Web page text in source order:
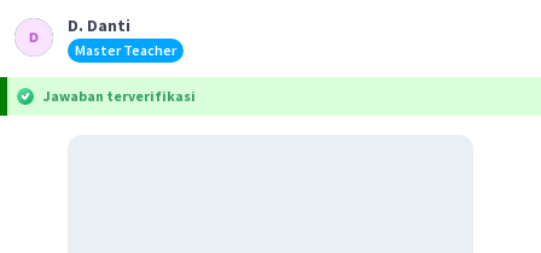
D. Danti
Master Teacher
Jawaban terverifikasi